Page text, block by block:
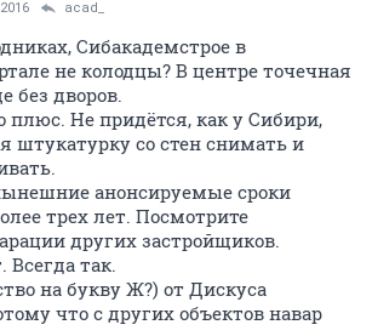
acad_
Сибакадемстрое в
не колодцы? В центре точечная
без дворов.
плюс. Не придётся, как у Сибири,
штукатурку со стен снимать и
анонсируемые сроки
трех лет. Посмотрите
других застройщиков.
так.
на букву Ж?) от Дискуса
что с других объектов навар